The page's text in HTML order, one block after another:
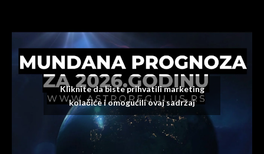
Kliknite da biste prihvatili marketing
kolačiće i omogućili ovaj sadržaj